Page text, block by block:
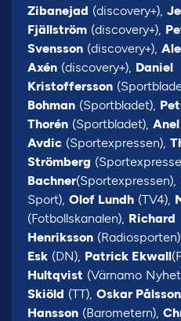
Zibanejad (discovery+),
Fjällström (discovery+),
Svensson (discovery+),
Axén (discovery+), Daniel
Kristoffersson
Bohman (Sportbladet),
Thorén (Sportbladet), Anel
Avdic (Sportexpressen),
Strömberg
Bachner(Sportexpressen),
Sport), Olof Lundh (TV4),
(Fotbollskanalen), Richard
Henriksson
Esk (DN), Patrick Ekwall
Hultqvist (Värnamo
Skiöld (TT), Oskar Pålsson
Hansson (Barometern),